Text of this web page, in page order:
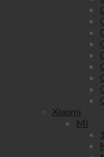
Xiaomi
Mi